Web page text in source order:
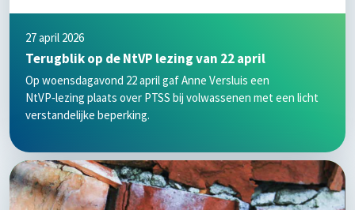
27 april 2026
Terugblik op de NtVP lezing van 22 april
Op woensdagavond 22 april gaf Anne Versluis een
NtVP‑lezing plaats over PTSS bij volwassenen met een licht
verstandelijke beperking.